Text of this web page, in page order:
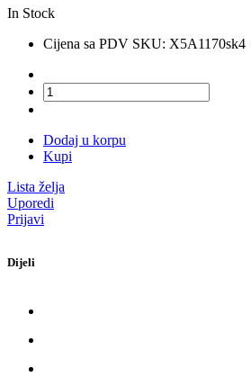
In Stock
Cijena sa PDV SKU: X5A1170sk4
Dodaj u korpu
Kupi
Lista želja
Uporedi
Prijavi
Dijeli